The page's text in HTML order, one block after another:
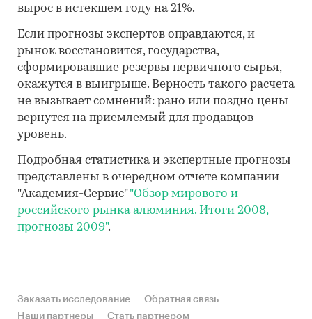
вырос в истекшем году на 21%.
Если прогнозы экспертов оправдаются, и
рынок восстановится, государства,
сформировавшие резервы первичного сырья,
окажутся в выигрыше. Верность такого расчета
не вызывает сомнений: рано или поздно цены
вернутся на приемлемый для продавцов
уровень.
Подробная статистика и экспертные прогнозы
представлены в очередном отчете компании
"Академия-Сервис""Обзор мирового и
российского рынка алюминия. Итоги 2008,
прогнозы 2009".
Заказать исследование
Обратная связь
Наши партнеры
Стать партнером